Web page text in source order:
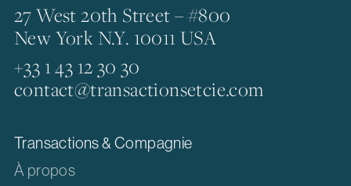
27 West 20th Street – #800
New York N.Y. 10011 USA
+33 1 43 12 30 30
contact@transactionsetcie.com
Transactions & Compagnie
À propos